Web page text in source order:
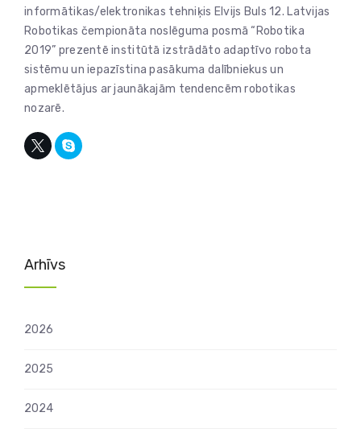
informātikas/elektronikas tehniķis Elvijs Buls 12. Latvijas
Robotikas čempionāta noslēguma posmā “Robotika
2019” prezentē institūtā izstrādāto adaptīvo robota
sistēmu un iepazīstina pasākuma dalībniekus un
apmeklētājus ar jaunākajām tendencēm robotikas
nozarē.
Arhīvs
2026
2025
2024